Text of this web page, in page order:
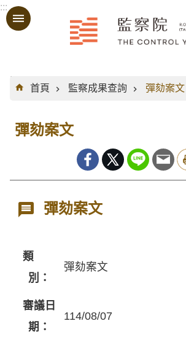
跳到主要內容區塊
:::
:::
首頁
監察成果查詢 彈劾案文
彈劾案文
彈劾案文
類
別：
彈劾案文
審議日
期：
114/08/07